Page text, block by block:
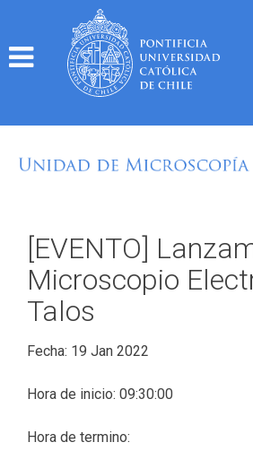
content
[EVENTO]
Microscopio
Talos
Fecha: 19 Jan 2022
Hora de inicio: 09:30:00
Hora de termino: